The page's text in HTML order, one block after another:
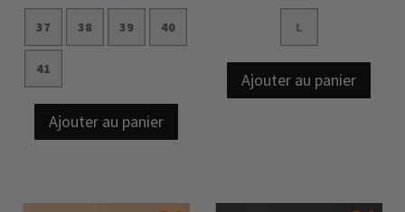
37 38 39 40
41
Ajouter au panier
L
Ajouter au panier